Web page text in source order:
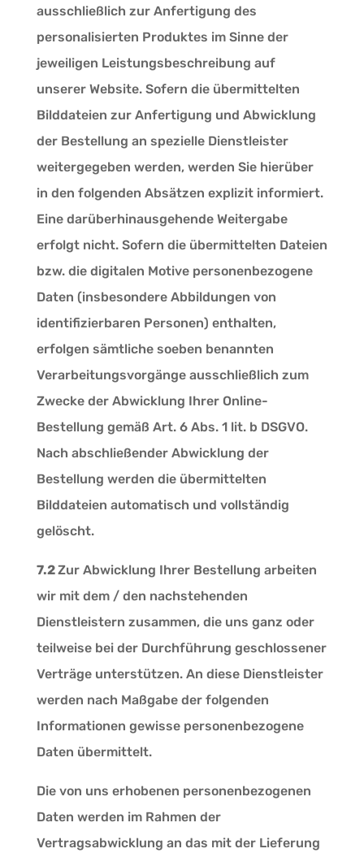
ausschließlich zur Anfertigung des
personalisierten Produktes im Sinne der
jeweiligen Leistungsbeschreibung auf
unserer Website. Sofern die übermittelten
Bilddateien zur Anfertigung und Abwicklung
der Bestellung an spezielle Dienstleister
weitergegeben werden, werden Sie hierüber
in den folgenden Absätzen explizit informiert.
Eine darüberhinausgehende Weitergabe
erfolgt nicht. Sofern die übermittelten Dateien
bzw. die digitalen Motive personenbezogene
Daten (insbesondere Abbildungen von
identifizierbaren Personen) enthalten,
erfolgen sämtliche soeben benannten
Verarbeitungsvorgänge ausschließlich zum
Zwecke der Abwicklung Ihrer Online-
Bestellung gemäß Art. 6 Abs. 1 lit. b DSGVO.
Nach abschließender Abwicklung der
Bestellung werden die übermittelten
Bilddateien automatisch und vollständig
gelöscht.
7.2Zur Abwicklung Ihrer Bestellung arbeiten
wir mit dem / den nachstehenden
Dienstleistern zusammen, die uns ganz oder
teilweise bei der Durchführung geschlossener
Verträge unterstützen. An diese Dienstleister
werden nach Maßgabe der folgenden
Informationen gewisse personenbezogene
Daten übermittelt.
Die von uns erhobenen personenbezogenen
Daten werden im Rahmen der
Vertragsabwicklung an das mit der Lieferung